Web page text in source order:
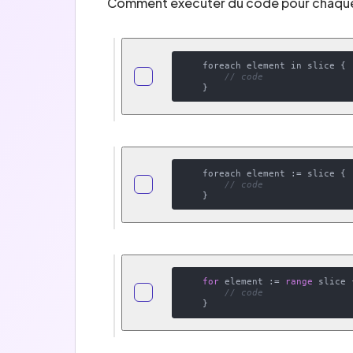
    foreach element in slice {
// code
    foreach element := slice {
// code
for element := range slice
// code